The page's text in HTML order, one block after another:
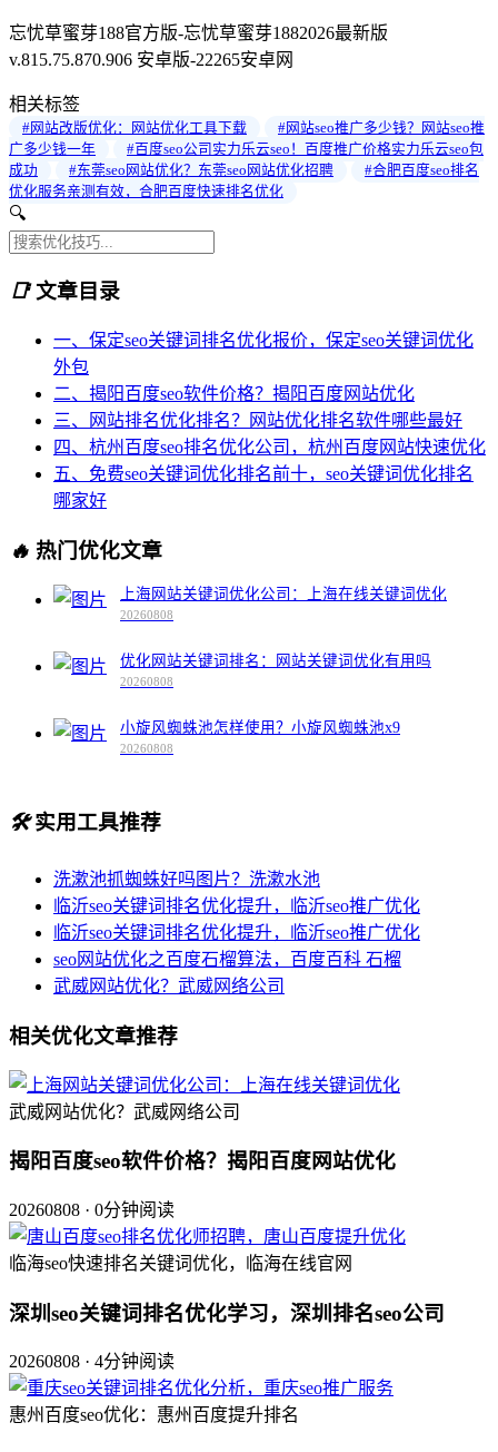
忘忧草蜜芽188官方版-忘忧草蜜芽1882026最新版
v.815.75.870.906 安卓版-22265安卓网
相关标签
#网站改版优化：网站优化工具下载
#网站seo推广多少钱？网站seo推
广多少钱一年
#百度seo公司实力乐云seo！百度推广价格实力乐云seo包
成功
#东莞seo网站优化？东莞seo网站优化招聘
#合肥百度seo排名
优化服务亲测有效，合肥百度快速排名优化
🔍
📑文章目录
一、保定seo关键词排名优化报价，保定seo关键词优化
外包
二、揭阳百度seo软件价格？揭阳百度网站优化
三、网站排名优化排名？网站优化排名软件哪些最好
四、杭州百度seo排名优化公司，杭州百度网站快速优化
五、免费seo关键词优化排名前十，seo关键词优化排名
哪家好
🔥 热门优化文章
上海网站关键词优化公司：上海在线关键词优化
20260808
优化网站关键词排名：网站关键词优化有用吗
20260808
小旋风蜘蛛池怎样使用？小旋风蜘蛛池x9
20260808
🛠️实用工具推荐
洗漱池抓蜘蛛好吗图片？洗漱水池
临沂seo关键词排名优化提升，临沂seo推广优化
临沂seo关键词排名优化提升，临沂seo推广优化
seo网站优化之百度石榴算法，百度百科 石榴
武威网站优化？武威网络公司
相关优化文章推荐
武威网站优化？武威网络公司
揭阳百度seo软件价格？揭阳百度网站优化
20260808 · 0分钟阅读
临海seo快速排名关键词优化，临海在线官网
深圳seo关键词排名优化学习，深圳排名seo公司
20260808 · 4分钟阅读
惠州百度seo优化：惠州百度提升排名